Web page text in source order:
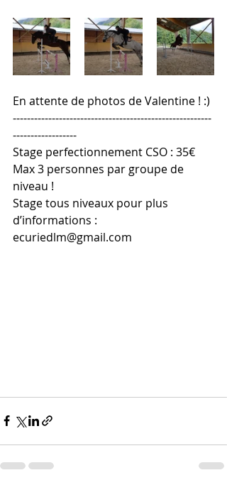
En attente de photos de Valentine ! :)
--------------------------------------------------------
------------------
Stage perfectionnement CSO : 35€
Max 3 personnes par groupe de
niveau !
Stage tous niveaux pour plus
d’informations :
ecuriedlm@gmail.com